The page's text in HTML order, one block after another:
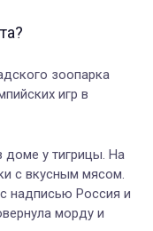
зоопарка
игр в
доме у тигрицы. На
с вкусным мясом.
надписью Россия и
морду и